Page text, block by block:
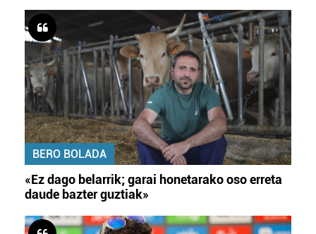
BERO BOLADA
«Ez dago belarrik; garai honetarako oso erreta
daude bazter guztiak»